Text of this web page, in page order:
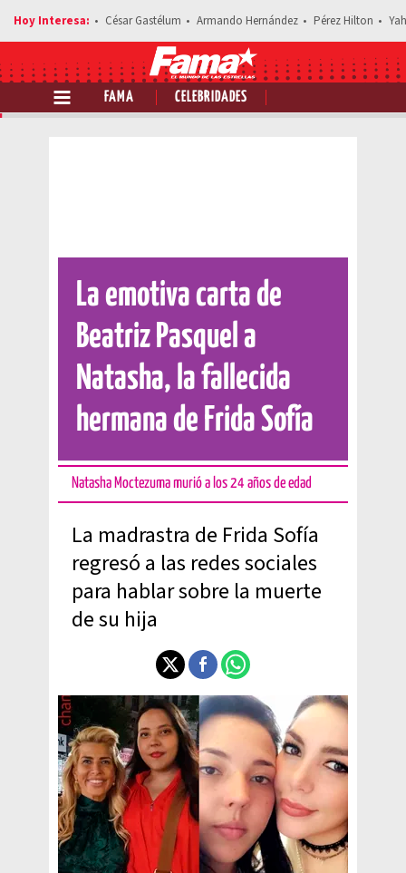
César Gastélum Armando Hernández Pérez Hilton
FAMA CELEBRIDADES
Comparte esta noticia
La emotiva carta de
Beatriz Pasquel a
Natasha, la fallecida
hermana de Frida Sofía
Natasha Moctezuma murió a los 24 años de edad
La madrastra de Frida Sofía
regresó a las redes sociales
para hablar sobre la muerte
de su hija